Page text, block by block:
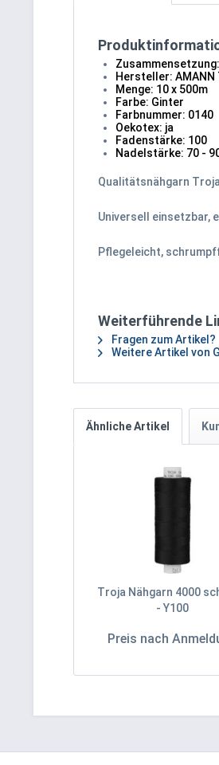
Hersteller: AMANN
Menge: 10 x 500m
Farbe: Ginter
Farbnummer: 0140
Oekotex: ja
Fadenstärke: 100
Nadelstärke: 70 -
Qualitätsnähgarn
Universell einsetzbar,
Pflegeleicht,
Weiterführende
Fragen zum Artikel?
Weitere Artikel von
Ähnliche Artikel
Troja Nähgarn 4000
- Y100
Preis nach